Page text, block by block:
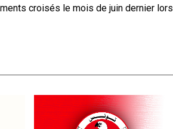
croisés le mois de juin dernier lors